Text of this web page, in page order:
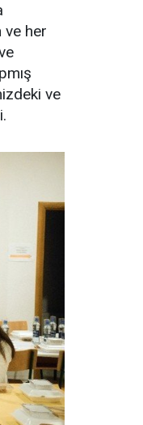
ve her
ve